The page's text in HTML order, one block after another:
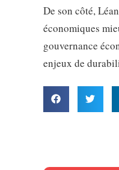
De son côté,
économiques
gouvernance
enjeux de